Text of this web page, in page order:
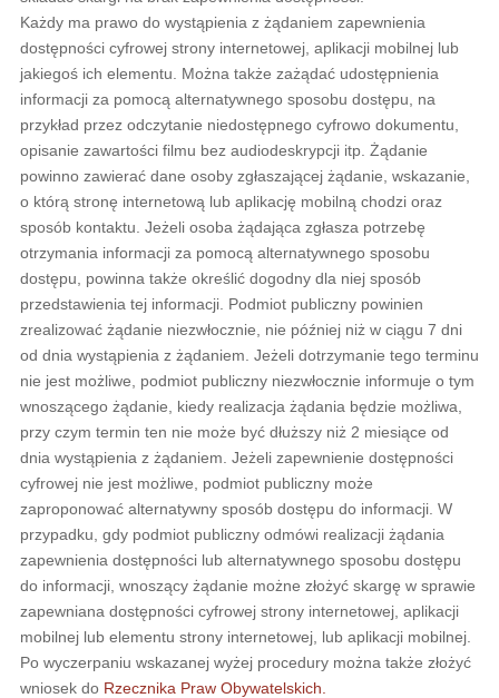
Każdy ma prawo do wystąpienia z żądaniem zapewnienia
dostępności cyfrowej strony internetowej, aplikacji mobilnej lub
jakiegoś ich elementu. Można także zażądać udostępnienia
informacji za pomocą alternatywnego sposobu dostępu, na
przykład przez odczytanie niedostępnego cyfrowo dokumentu,
opisanie zawartości filmu bez audiodeskrypcji itp. Żądanie
powinno zawierać dane osoby zgłaszającej żądanie, wskazanie,
o którą stronę internetową lub aplikację mobilną chodzi oraz
sposób kontaktu. Jeżeli osoba żądająca zgłasza potrzebę
otrzymania informacji za pomocą alternatywnego sposobu
dostępu, powinna także określić dogodny dla niej sposób
przedstawienia tej informacji. Podmiot publiczny powinien
zrealizować żądanie niezwłocznie, nie później niż w ciągu 7 dni
od dnia wystąpienia z żądaniem. Jeżeli dotrzymanie tego terminu
nie jest możliwe, podmiot publiczny niezwłocznie informuje o tym
wnoszącego żądanie, kiedy realizacja żądania będzie możliwa,
przy czym termin ten nie może być dłuższy niż 2 miesiące od
dnia wystąpienia z żądaniem. Jeżeli zapewnienie dostępności
cyfrowej nie jest możliwe, podmiot publiczny może
zaproponować alternatywny sposób dostępu do informacji. W
przypadku, gdy podmiot publiczny odmówi realizacji żądania
zapewnienia dostępności lub alternatywnego sposobu dostępu
do informacji, wnoszący żądanie możne złożyć skargę w sprawie
zapewniana dostępności cyfrowej strony internetowej, aplikacji
mobilnej lub elementu strony internetowej, lub aplikacji mobilnej.
Po wyczerpaniu wskazanej wyżej procedury można także złożyć
wniosek do Rzecznika Praw Obywatelskich.